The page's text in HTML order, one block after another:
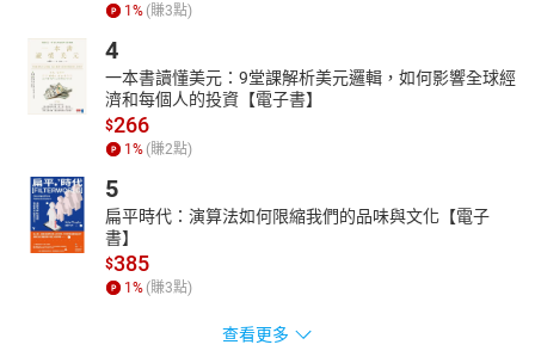
1 % (賺3點)
4
一本書讀懂美元：9堂課解析美元邏輯，如何影響全球經
濟和每個人的投資【電子書】
$266
1 % (賺2點)
5
扁平時代：演算法如何限縮我們的品味與文化【電子
書】
$385
1 % (賺3點)
查看更多